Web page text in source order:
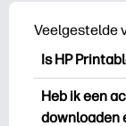
Veelgestelde
Is HP
HP
gratis
Heb ik een
downloaden